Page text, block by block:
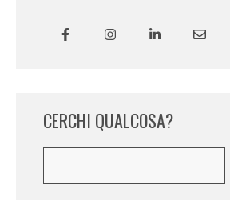
CERCHI QUALCOSA?